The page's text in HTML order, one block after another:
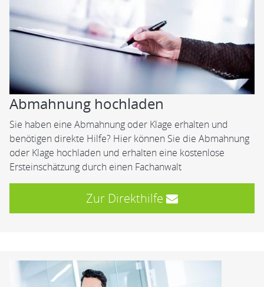
Abmahnung hochladen
Sie haben eine Abmahnung oder Klage erhalten und
benötigen direkte Hilfe? Hier können Sie die Abmahnung
oder Klage hochladen und erhalten eine kostenlose
Ersteinschätzung durch einen Fachanwalt
Zur Direkthilfe